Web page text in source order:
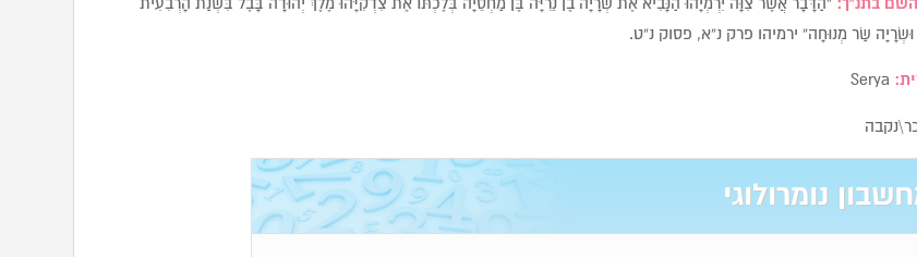
בתנ”ך: “הַדָּבָר אֲשֶׁר צִוָּה יִרְמְיָהוּ הַנָּבִיא אֶת שְׂרָיָה בֶן נֵרִיָּה בֶּן מַחְסֵיָה בְּלֶכְתּוֹ אֶת צִדְקִיָּהוּ מֶלֶךְ יְהוּדָה בָּבֶל בִּשְׁנַת הָרְבִעִית
וּשְׂרָיָה שַׂר מְנוּחָה” ירמיהו פרק נ”א, פסוק נ”ט.
נומרולוגי